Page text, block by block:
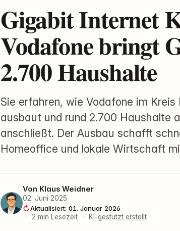
Gigabit Internet
Vodafone bringt
2.700 Haushalte
Sie erfahren, wie Vodafone im
ausbaut und rund 2.700 Haushalte
anschließt. Der Ausbau schafft
Homeoffice und lokale Wirtschaft
Von Klaus Weidner
02. Juni 2025
Aktualisiert: 01. Januar 2026
·
2 min Lesezeit · KI-gestützt erstellt